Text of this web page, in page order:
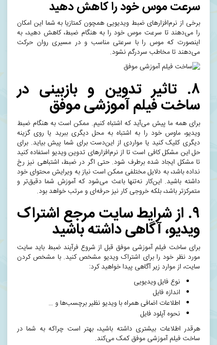
سرعت موس خود را کاهش دهید
برخی از نرم‌افزارهای ضبط ویدیویی همچونکمتازیا به شما این امکان
را می‌دهند تا سرعت موس خود را به هنگام ضبط، کاهش دهید، به
اینصورت که موس را با سرعتی مناسب و در مسیری روان حرکت
می‌دهند تا مخاطب سردرگم نشود.
۸. تاثیر تدوین و بازبینی در
ساخت فیلم آموزشی موفق
برای همه ما پیش می‌آید که اشتباه کنیم. ممکن است به هنگام ضبط
ویدیو، ماوس خود را به اشتباه به محل دیگری ببرید یا روی گزینه
دیگری کلیک کنید یا مواردی از این‌دست برای شما پیش بیاید. برای
حل این مشکل کافی است تا ازنرم‌افزارهای تدوین ویدیو استفاده کنید
تا مشکل ایجاد شده برطرف شود. حتی اگر در ضبط، اشتباهی نیز رخ
نداده باشد، به دلایل مختلفی ممکن است نیاز به ویرایش محتوای خود
داشته باشید. این‌کار نه‌تنها باعث می‌شود که آموزش شما دقیق‌تر و
متمرکز‌تر باشد، بلکه خروجی کار نیز حرفه‌ای و مرتب خواهد بود.
۹. از شرایط سایت مرجع اشتراک
ویدیو، آگاهی داشته باشید
برای ساخت فیلم آموزشی موفق قبل از شروع فرآیند ضبط باید سایت
مورد نظر خود را برای اشتراک ویدیو مشخص کنید. با مشخص کردن
سایت، از موارد زیر آگاهی پیدا خواهید کرد:
نوع فایل ویدیویی
اندازه فایل
اطلاعات اضافی همراه با ویدیو نظیر برچسب‌ها و …
نحوه آپلود فایل
هرقدر اطلاعات بیشتری داشته باشید، بهتر است چراکه به شما در
ساخت فیلم آموزشی موفق کمک می‌کند.